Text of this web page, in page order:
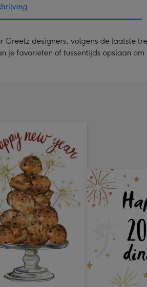
designers, volgens de laatste
je favorieten of tussentijds opslaan